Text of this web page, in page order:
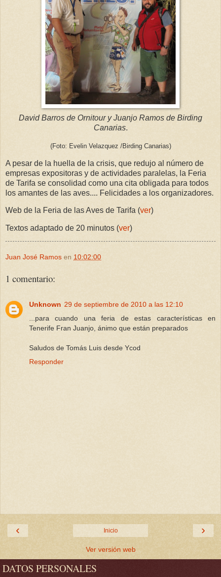
David Barros de Ornitour y Juanjo Ramos de Birding
Canarias.
(Foto: Evelin Velazquez /Birding Canarias)
A pesar de la huella de la crisis, que redujo al número de
empresas expositoras y de actividades paralelas, la Feria
de Tarifa se consolidad como una cita obligada para todos
los amantes de las aves.... Felicidades a los organizadores.
Web de la Feria de las Aves de Tarifa (ver)
Textos adaptado de 20 minutos (ver)
Juan José Ramos en 10:02:00
1 comentario:
Unknown 29 de septiembre de 2010 a las 12:10
...para cuando una feria de estas características en
Tenerife Fran Juanjo, ánimo que están preparados
Saludos de Tomás Luis desde Ycod
Responder
‹ ›
Inicio
Ver versión web
DATOS PERSONALES